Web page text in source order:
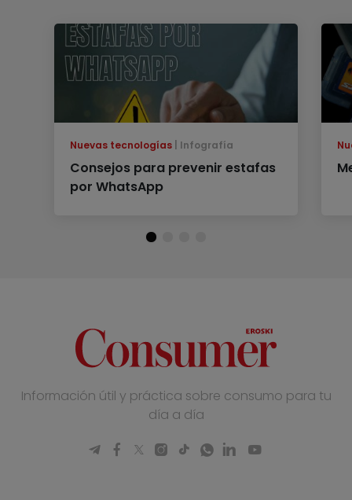
Nuevas tecnologías Infografía
Consejos para prevenir estafas
por WhatsApp
Información útil y práctica sobre consumo para tu
día a día